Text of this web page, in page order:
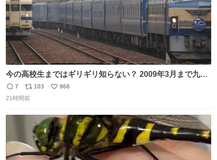
今の高校生まではギリギリ知らない？ 2009年3月まで九州
に寝台特急が走っていたことを
返
信
7
リ
ポ
103
い
数
968
21時間前